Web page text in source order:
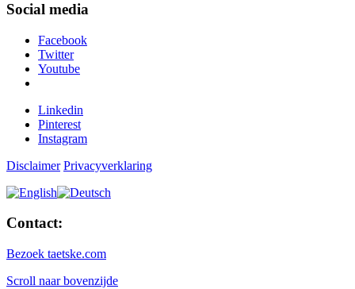
Social media
Facebook
Twitter
Youtube
Linkedin
Pinterest
Instagram
Disclaimer Privacyverklaring
Contact:
Bezoek taetske.com
Scroll naar bovenzijde